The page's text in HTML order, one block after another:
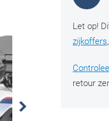
Let op!
zijkoffers,
retour